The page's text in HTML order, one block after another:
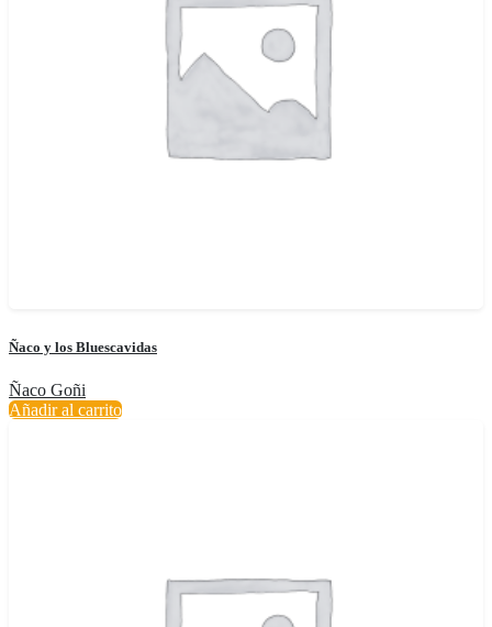
Ñaco y los Bluescavidas
Ñaco Goñi
Añadir al carrito